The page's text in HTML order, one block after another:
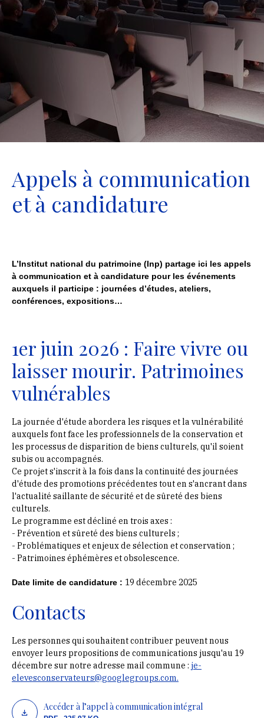
Appels à communication
et à candidature
L’Institut national du patrimoine (Inp) partage ici les appels
à communication et à candidature pour les événements
auxquels il participe : journées d’études, ateliers,
conférences, expositions…
1er juin 2026 : Faire vivre ou
laisser mourir. Patrimoines
vulnérables
La journée d'étude abordera les risques et la vulnérabilité
auxquels font face les professionnels de la conservation et
les processus de disparition de biens culturels, qu'il soient
subis ou accompagnés.
Ce projet s'inscrit à la fois dans la continuité des journées
d'étude des promotions précédentes tout en s'ancrant dans
l'actualité saillante de sécurité et de sûreté des biens
culturels.
Le programme est décliné en trois axes :
- Prévention et sûreté des biens culturels ;
- Problématiques et enjeux de sélection et conservation ;
- Patrimoines éphémères et obsolescence.
Date limite de candidature : 19 décembre 2025
Contacts
Les personnes qui souhaitent contribuer peuvent nous
envoyer leurs propositions de communications jusqu'au 19
décembre sur notre adresse mail commune : je-
elevesconservateurs@googlegroups.com.
Accéder à l’appel à communication intégral